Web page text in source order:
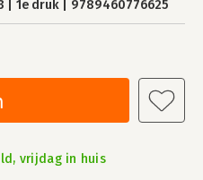
1e druk 9789460776625
vrijdag in huis